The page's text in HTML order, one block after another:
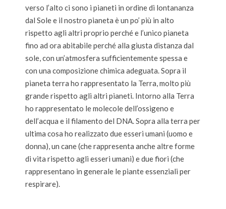
verso l’alto ci sono i pianeti in ordine di lontananza
dal Sole e il nostro pianeta è un po’ più in alto
rispetto agli altri proprio perché e l’unico pianeta
fino ad ora abitabile perché alla giusta distanza dal
sole, con un’atmosfera sufficientemente spessa e
con una composizione chimica adeguata. Sopra il
pianeta terra ho rappresentato la Terra, molto più
grande rispetto agli altri pianeti. Intorno alla Terra
ho rappresentato le molecole dell’ossigeno e
dell’acqua e il filamento del DNA. Sopra alla terra per
ultima cosa ho realizzato due esseri umani (uomo e
donna), un cane (che rappresenta anche altre forme
di vita rispetto agli esseri umani) e due fiori (che
rappresentano in generale le piante essenziali per
respirare).